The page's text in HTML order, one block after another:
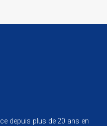
depuis plus de 20 ans en